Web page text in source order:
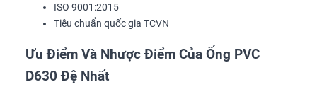
ISO 9001:2015
Tiêu chuẩn quốc gia TCVN
Ưu Điểm Và Nhược Điểm Của Ống PVC
D630 Đệ Nhất